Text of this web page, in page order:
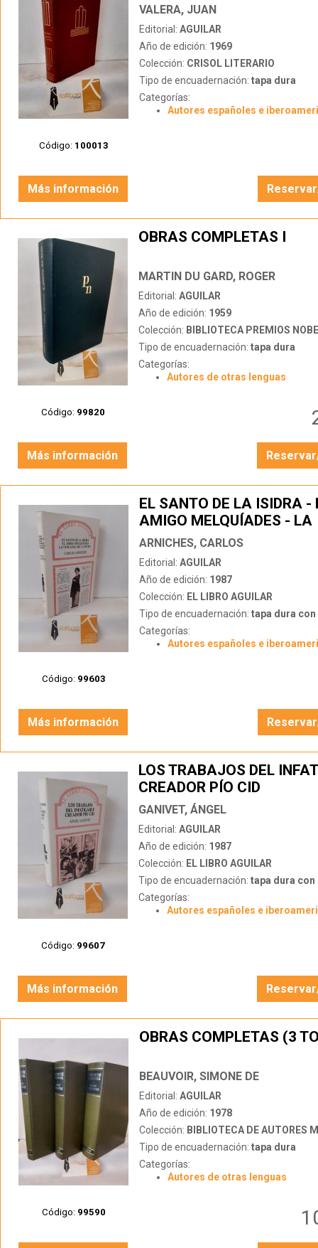
Código: 100013
VALERA, JUAN
Editorial: AGUILAR
Año de edición: 1969
Colección: CRISOL LITERARIO
Tipo de encuadernación: tapa dura
Categorías:
Autores españoles e
Más información
Código: 99820
OBRAS COMPLETAS I
MARTIN DU GARD, ROGER
Editorial: AGUILAR
Año de edición: 1959
Colección: BIBLIOTECA PREMIOS
Tipo de encuadernación: tapa dura
Categorías:
Autores de otras lenguas
Más información
Código: 99603
EL SANTO DE LA ISIDRA -
AMIGO MELQUÍADES - LA
VENGANZA DE LA PETRA
ARNICHES, CARLOS
Editorial: AGUILAR
Año de edición: 1987
Colección: EL LIBRO AGUILAR
Tipo de encuadernación: tapa dura con
Categorías:
Autores españoles e
Más información
Código: 99607
LOS TRABAJOS DEL
CREADOR PÍO CID
GANIVET, ÁNGEL
Editorial: AGUILAR
Año de edición: 1987
Colección: EL LIBRO AGUILAR
Tipo de encuadernación: tapa dura con
Categorías:
Autores españoles e
Más información
Código: 99590
OBRAS COMPLETAS (3
BEAUVOIR, SIMONE DE
Editorial: AGUILAR
Año de edición: 1978
Colección: BIBLIOTECA DE AUTORES
Tipo de encuadernación: tapa dura
Categorías:
Autores de otras lenguas